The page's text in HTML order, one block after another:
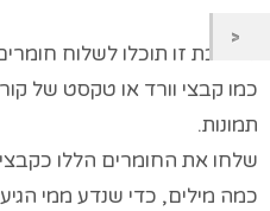
לכתובת זו תוכלו לשלוח
כמו קבצי וורד או טקסט של
תמונות.
שלחו את החומרים הללו
כמה מילים, כדי שנדע ממי